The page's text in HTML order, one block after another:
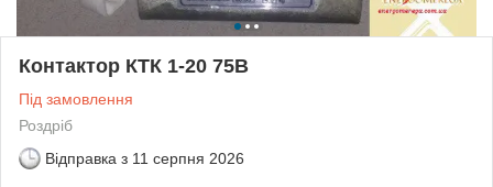
Контактор КТК 1-20 75В
Під замовлення
Роздріб
Відправка з 11 серпня 2026